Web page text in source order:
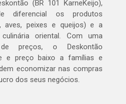
(BR 101 KarneKeijo),
diferencial os produtos
aves, peixes e queijos) e a
oriental. Com uma
preços, o Deskontão
e preço baixo a famílias e
economizar nas compras
dos seus negócios.